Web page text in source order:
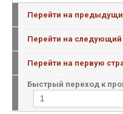
Перейти на
Перейти на следующий
Перейти на первую
Быстрый переход к